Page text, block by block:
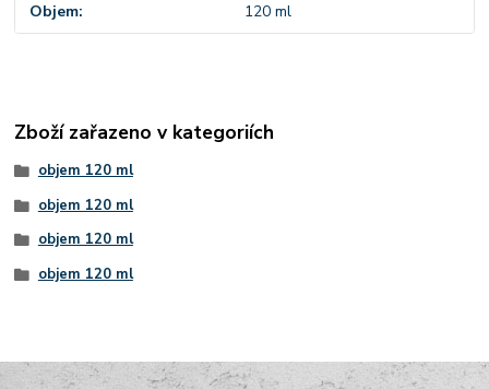
Objem 120 ml
Zboží zařazeno v kategoriích
objem 120 ml
objem 120 ml
objem 120 ml
objem 120 ml